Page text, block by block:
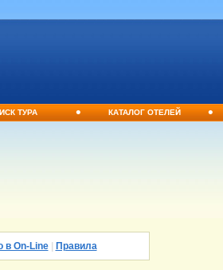
ТУРА • КАТАЛОГ ОТЕЛЕЙ •
в On-Line| Правила